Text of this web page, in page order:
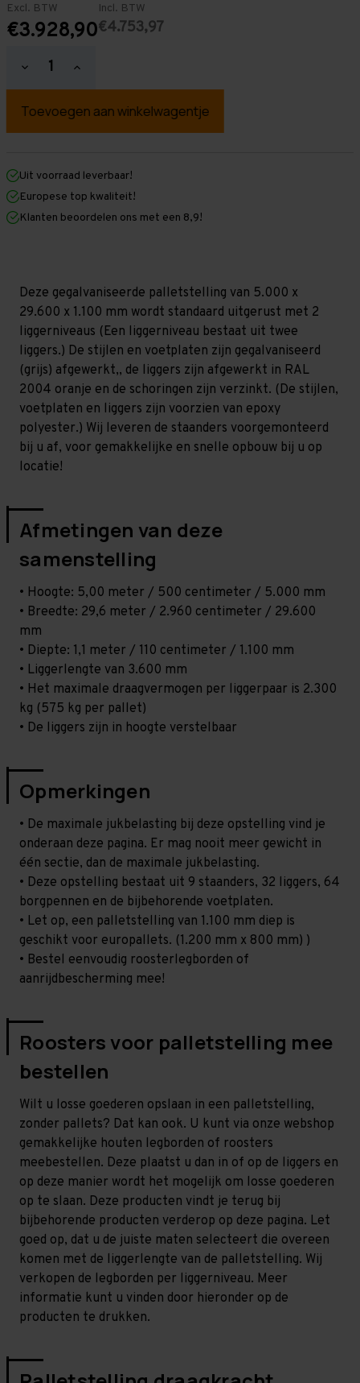
Excl. BTW
€3.928,90
Incl. BTW
€4.753,97
Hoeveelheid
verlagen
Palletstelling
mm
mm
x
1.100
mm
-
Standaard
-
T100
Hoeveelheid
verhogen
Palletstelling
mm
mm
1.100
mm
-
Standaard
-
T100
Uit voorraad leverbaar!
Europese top kwaliteit!
Klanten beoordelen ons met een 8,9!
Deze gegalvaniseerde palletstelling van 5.000 x
29.600 x 1.100 mm wordt standaard uitgerust met 2
liggerniveaus (Een liggerniveau bestaat uit twee
liggers.) De stijlen en voetplaten zijn gegalvaniseerd
(grijs) afgewerkt,, de liggers zijn afgewerkt in RAL
2004 oranje en de schoringen zijn verzinkt. (De stijlen,
voetplaten en liggers zijn voorzien van epoxy
polyester.) Wij leveren de staanders voorgemonteerd
bij u af, voor gemakkelijke en snelle opbouw bij u op
locatie!
Afmetingen van deze
samenstelling
• Hoogte: 5,00 meter / 500 centimeter / 5.000 mm
• Breedte: 29,6 meter / 2.960 centimeter / 29.600
mm
• Diepte: 1,1 meter / 110 centimeter / 1.100 mm
• Liggerlengte van 3.600 mm
• Het maximale draagvermogen per liggerpaar is 2.300
kg (575 kg per pallet)
• De liggers zijn in hoogte verstelbaar
Opmerkingen
• De maximale jukbelasting bij deze opstelling vind je
onderaan deze pagina. Er mag nooit meer gewicht in
één sectie, dan de maximale jukbelasting.
• Deze opstelling bestaat uit 9 staanders, 32 liggers, 64
borgpennen en de bijbehorende voetplaten.
• Let op, een palletstelling van 1.100 mm diep is
geschikt voor europallets. (1.200 mm x 800 mm) )
• Bestel eenvoudig roosterlegborden of
aanrijdbescherming mee!
Roosters voor palletstelling mee
bestellen
Wilt u losse goederen opslaan in een palletstelling,
zonder pallets? Dat kan ook. U kunt via onze webshop
gemakkelijke houten legborden of roosters
meebestellen. Deze plaatst u dan in of op de liggers en
op deze manier wordt het mogelijk om losse goederen
op te slaan. Deze producten vindt je terug bij
bijbehorende producten verderop op deze pagina. Let
goed op, dat u de juiste maten selecteert die overeen
komen met de liggerlengte van de palletstelling. Wij
verkopen de legborden per liggerniveau. Meer
informatie kunt u vinden door hieronder op de
producten te drukken.